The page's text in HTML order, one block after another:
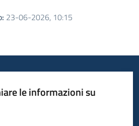
: 23-06-2026, 10:15
le informazioni su